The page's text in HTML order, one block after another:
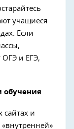
учащиеся
Если
ОГЭ и ЕГЭ,
обучения
сайтах и
«внутренней»